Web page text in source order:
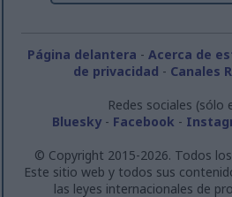
Página delantera - Acerca de
de privacidad - Canales
Redes sociales (sólo
Bluesky- Facebook -
© Copyright 2015-2026. Todos
Este sitio web y todos sus
las leyes internacionales de